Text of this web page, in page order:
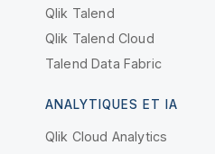
Qlik Talend
Qlik Talend Cloud
Talend Data Fabric
ANALYTIQUES ET IA
Qlik Cloud Analytics